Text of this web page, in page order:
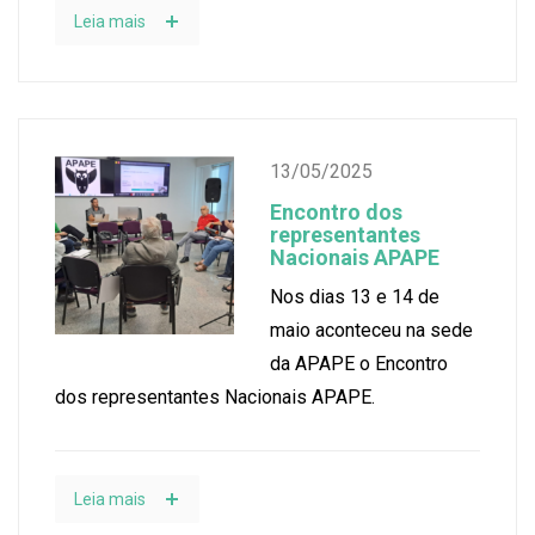
Leia mais
13/05/2025
Encontro dos
representantes
Nacionais APAPE
Nos dias 13 e 14 de
maio aconteceu na sede
da APAPE o Encontro
dos representantes Nacionais APAPE.
Leia mais